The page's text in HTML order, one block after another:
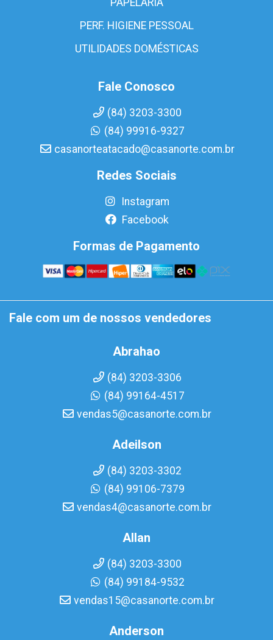
PAPELARIA
PERF. HIGIENE PESSOAL
UTILIDADES DOMÉSTICAS
Fale Conosco
(84) 3203-3300
(84) 99916-9327
casanorteatacado@casanorte.com.br
Redes Sociais
Instagram
Facebook
Formas de Pagamento
Fale com um de nossos vendedores
Abrahao
(84) 3203-3306
(84) 99164-4517
vendas5@casanorte.com.br
Adeilson
(84) 3203-3302
(84) 99106-7379
vendas4@casanorte.com.br
Allan
(84) 3203-3300
(84) 99184-9532
vendas15@casanorte.com.br
Anderson